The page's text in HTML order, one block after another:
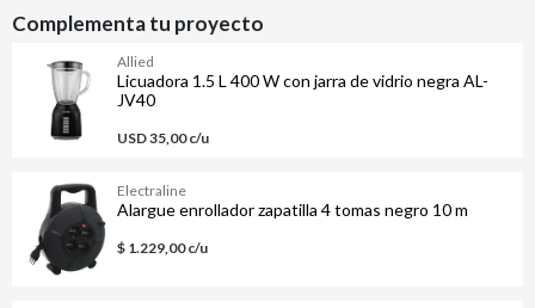
Complementa tu proyecto
Allied
Licuadora 1.5 L 400 W con jarra de vidrio negra AL-
JV40
USD 35,00 c/u
Electraline
Alargue enrollador zapatilla 4 tomas negro 10 m
$ 1.229,00 c/u